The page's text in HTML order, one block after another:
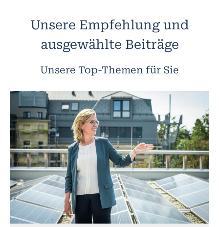
Unsere Empfehlung und
ausgewählte Beiträge
Unsere Top-Themen für Sie